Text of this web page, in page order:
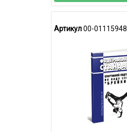
Артикул00-01115948